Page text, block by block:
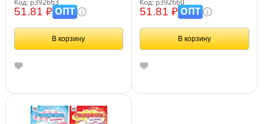
51.81 ₽ОПТ
В корзину
51.81 ₽ОПТ
В корзину